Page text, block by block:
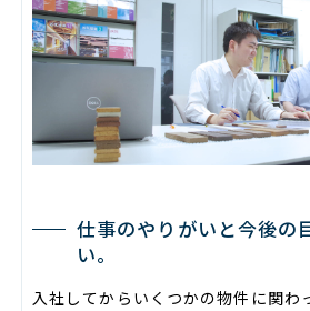
仕事のやりがいと今後の
い。
入社してからいくつかの物件に関わ